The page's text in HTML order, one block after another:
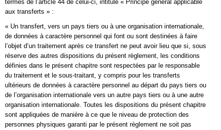
termes de l’article 44 de celui-ci, intitulé « Principe général applicable
aux transferts » :
« Un transfert, vers un pays tiers ou à une organisation internationale,
de données à caractère personnel qui font ou sont destinées à faire
l’objet d’un traitement après ce transfert ne peut avoir lieu que si, sous
réserve des autres dispositions du présent règlement, les conditions
définies dans le présent chapitre sont respectées par le responsable
du traitement et le sous-traitant, y compris pour les transferts
ultérieurs de données à caractère personnel au départ du pays tiers ou
de l’organisation internationale vers un autre pays tiers ou à une autre
organisation internationale. Toutes les dispositions du présent chapitre
sont appliquées de manière à ce que le niveau de protection des
personnes physiques garanti par le présent règlement ne soit pas